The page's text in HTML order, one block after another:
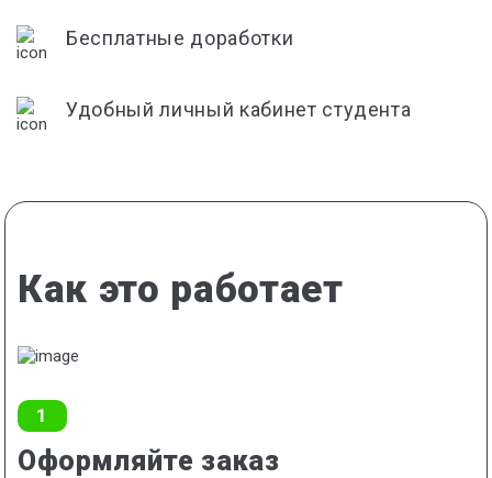
Бесплатные доработки
Удобный личный кабинет студента
Как это работает
1
Оформляйте заказ